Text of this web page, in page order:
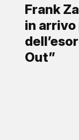
Frank
in arrivo
Out”